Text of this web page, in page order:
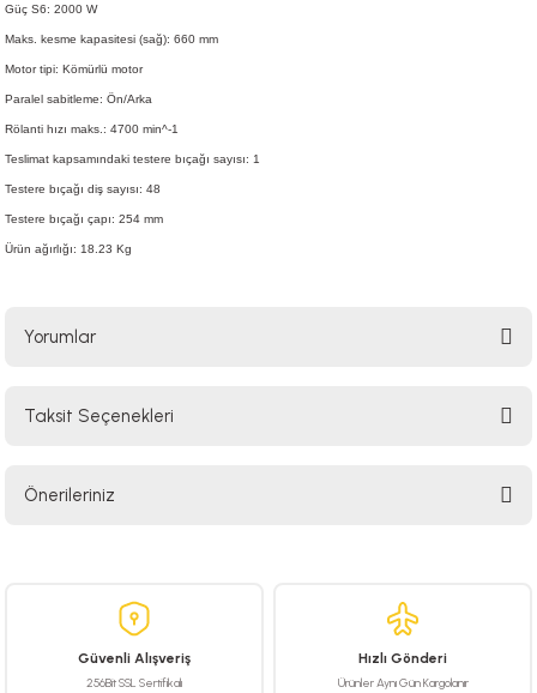
Güç S6: 2000 W
Maks. kesme kapasitesi (sağ): 660 mm
Motor tipi: Kömürlü motor
Paralel sabitleme: Ön/Arka
Rölanti hızı maks.: 4700 min^-1
Teslimat kapsamındaki testere bıçağı sayısı: 1
Testere bıçağı diş sayısı: 48
Testere bıçağı çapı: 254 mm
Ürün ağırlığı: 18.23 Kg
Yorumlar
Bu ürüne ilk yorumu siz yapın!
Taksit Seçenekleri
Önerileriniz
Görüş ve önerileriniz için teşekkür ederiz.
Ürün resmi kalitesiz, bozuk veya görüntülenemiyor.
Güvenli Alışveriş
256Bit SSL Sertifikalı
Hızlı Gönderi
Ürünler Aynı Gün Kargolanır